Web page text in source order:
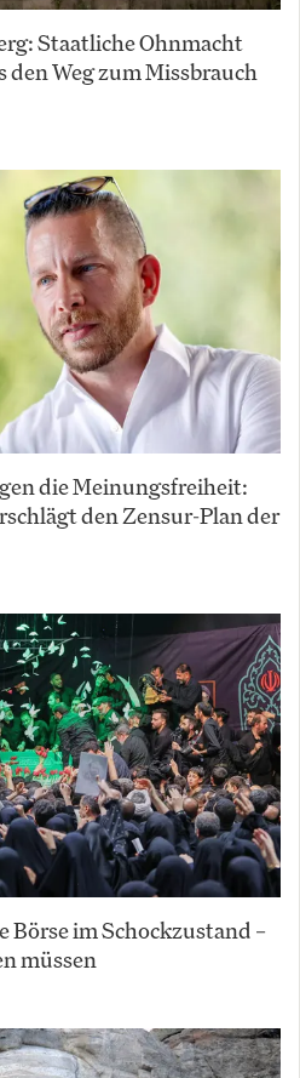
Staatliche Ohnmacht
Weg zum Missbrauch
die Meinungsfreiheit:
den Zensur-Plan der
im Schockzustand –
müssen